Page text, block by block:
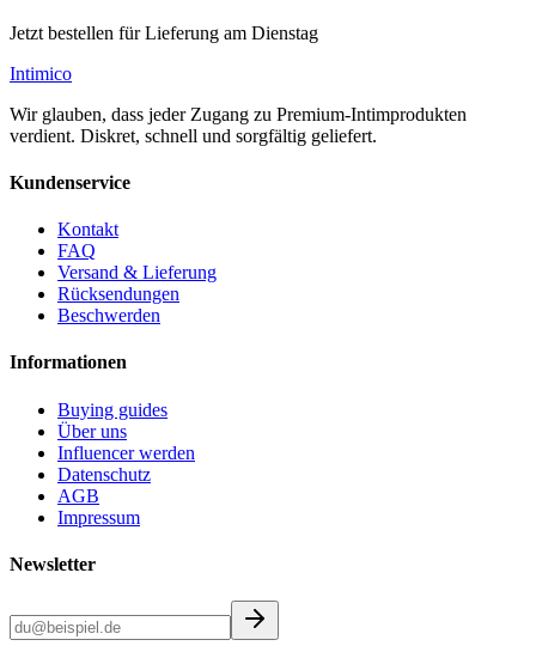
Jetzt bestellen für Lieferung am Dienstag
Intimico
Wir glauben, dass jeder Zugang zu Premium-Intimprodukten
verdient. Diskret, schnell und sorgfältig geliefert.
Kundenservice
Kontakt
FAQ
Versand & Lieferung
Rücksendungen
Beschwerden
Informationen
Buying guides
Über uns
Influencer werden
Datenschutz
AGB
Impressum
Newsletter